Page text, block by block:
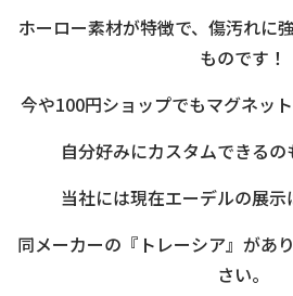
ホーロー素材が特徴で、傷汚れに
ものです！
今や100円ショップでもマグネッ
自分好みにカスタムできるの
当社には現在エーデルの展示
同メーカーの『トレーシア』があ
さい。